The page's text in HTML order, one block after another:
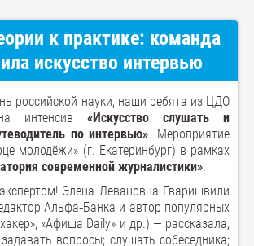
к практике: команда
искусство интервью
российской науки, наши ребята из ЦДО
интенсив «Искусство слушать и
по интервью». Мероприятие
молодёжи» (г. Екатеринбург) в рамках
современной журналистики».
Элена Левановна Гваришвили
Альфа‑Банка и автор популярных
«Афиша Daily» и др.) — рассказала,
вопросы; слушать собеседника;